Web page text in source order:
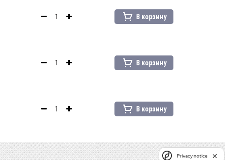
В корзину
В корзину
В корзину
Privacy notice